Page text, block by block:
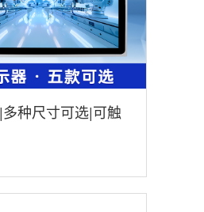
种尺寸可选|可触